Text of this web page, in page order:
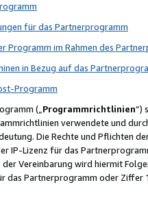
für das Partnerprogramm
Programm im Rahmen des
in Bezug auf das
Programm
(„Programmrichtlinien“)
verwendete und
Die Rechte und Pflichten
IP-Lizenz für das
der Vereinbarung wird hiermit
das Partnerprogramm oder